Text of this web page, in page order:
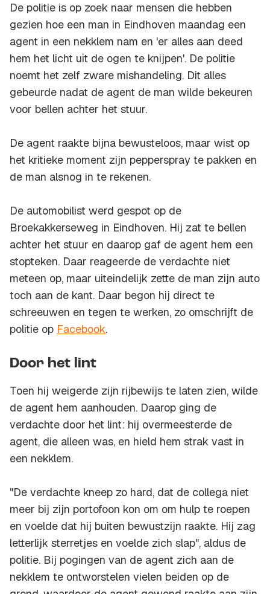
De politie is op zoek naar mensen die hebben
gezien hoe een man in Eindhoven maandag een
agent in een nekklem nam en 'er alles aan deed
hem het licht uit de ogen te knijpen'. De politie
noemt het zelf zware mishandeling. Dit alles
gebeurde nadat de agent de man wilde bekeuren
voor bellen achter het stuur.
De agent raakte bijna bewusteloos, maar wist op
het kritieke moment zijn pepperspray te pakken en
de man alsnog in te rekenen.
De automobilist werd gespot op de
Broekakkerseweg in Eindhoven. Hij zat te bellen
achter het stuur en daarop gaf de agent hem een
stopteken. Daar reageerde de verdachte niet
meteen op, maar uiteindelijk zette de man zijn auto
toch aan de kant. Daar begon hij direct te
schreeuwen en tegen te werken, zo omschrijft de
politie op Facebook.
Door het lint
Toen hij weigerde zijn rijbewijs te laten zien, wilde
de agent hem aanhouden. Daarop ging de
verdachte door het lint: hij overmeesterde de
agent, die alleen was, en hield hem strak vast in
een nekklem.
"De verdachte kneep zo hard, dat de collega niet
meer bij zijn portofoon kon om om hulp te roepen
en voelde dat hij buiten bewustzijn raakte. Hij zag
letterlijk sterretjes en voelde zich slap", aldus de
politie. Bij pogingen van de agent zich aan de
nekklem te ontworstelen vielen beiden op de